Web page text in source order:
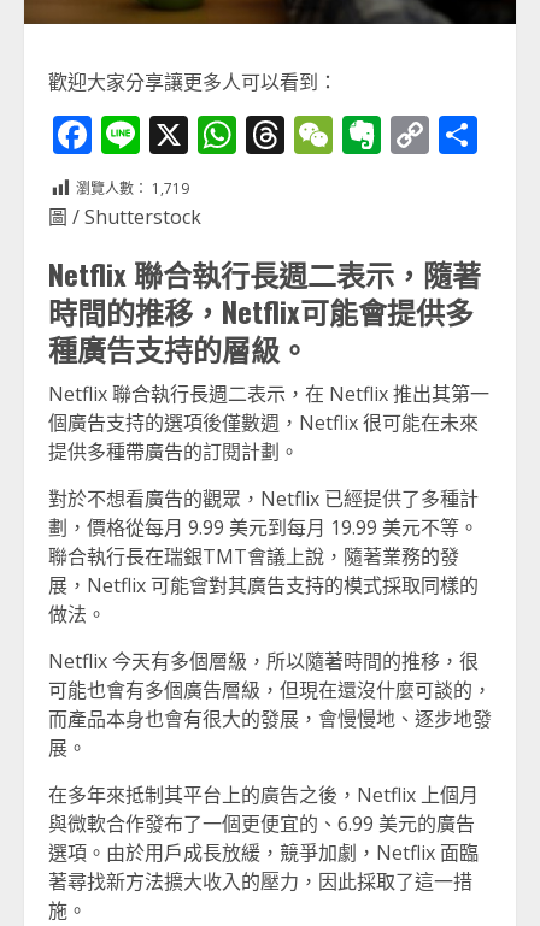
歡迎大家分享讓更多人可以看到：
Facebook
Line
X WhatsApp
Threads
WeChat
Evernote
Copy
瀏覽人數： 1,719
圖 / Shutterstock
Netflix 聯合執行長週二表示，隨著
時間的推移，Netflix可能會提供多
種廣告支持的層級。
Netflix 聯合執行長週二表示，在 Netflix 推出其第一
個廣告支持的選項後僅數週，Netflix 很可能在未來
提供多種帶廣告的訂閱計劃。
對於不想看廣告的觀眾，Netflix 已經提供了多種計
劃，價格從每月 9.99 美元到每月 19.99 美元不等。
聯合執行長在瑞銀TMT會議上說，隨著業務的發
展，Netflix 可能會對其廣告支持的模式採取同樣的
做法。
Netflix 今天有多個層級，所以隨著時間的推移，很
可能也會有多個廣告層級，但現在還沒什麼可談的，
而產品本身也會有很大的發展，會慢慢地、逐步地發
展。
在多年來抵制其平台上的廣告之後，Netflix 上個月
與微軟合作發布了一個更便宜的、6.99 美元的廣告
選項。由於用戶成長放緩，競爭加劇，Netflix 面臨
著尋找新方法擴大收入的壓力，因此採取了這一措
施。